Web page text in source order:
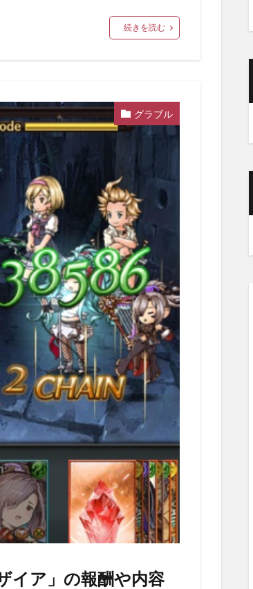
続きを読む
グラブル
イア」の報酬や内容